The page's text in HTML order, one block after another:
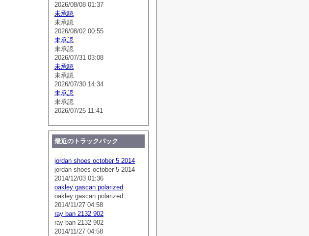
2026/08/08 01:37
未承認
未承認
2026/08/02 00:55
未承認
未承認
2026/07/31 03:08
未承認
未承認
2026/07/30 14:34
未承認
未承認
2026/07/25 11:41
最近のトラックバック
jordan shoes october 5 2014
jordan shoes october 5 2014
2014/12/03 01:36
oakley gascan polarized
oakley gascan polarized
2014/11/27 04:58
ray ban 2132 902
ray ban 2132 902
2014/11/27 04:58